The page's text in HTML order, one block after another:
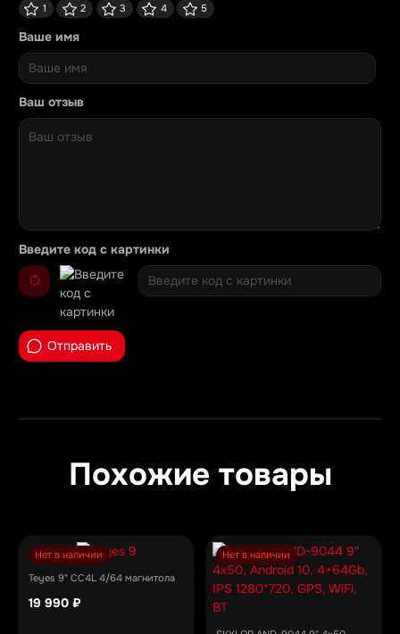
1 2 3 4 5
Ваше имя
Ваш отзыв
Введите код с картинки
Отправить
Похожие товары
Нет в наличии
Teyes 9" CC4L 4/64 магнитола
19 990 ₽
Нет в наличии